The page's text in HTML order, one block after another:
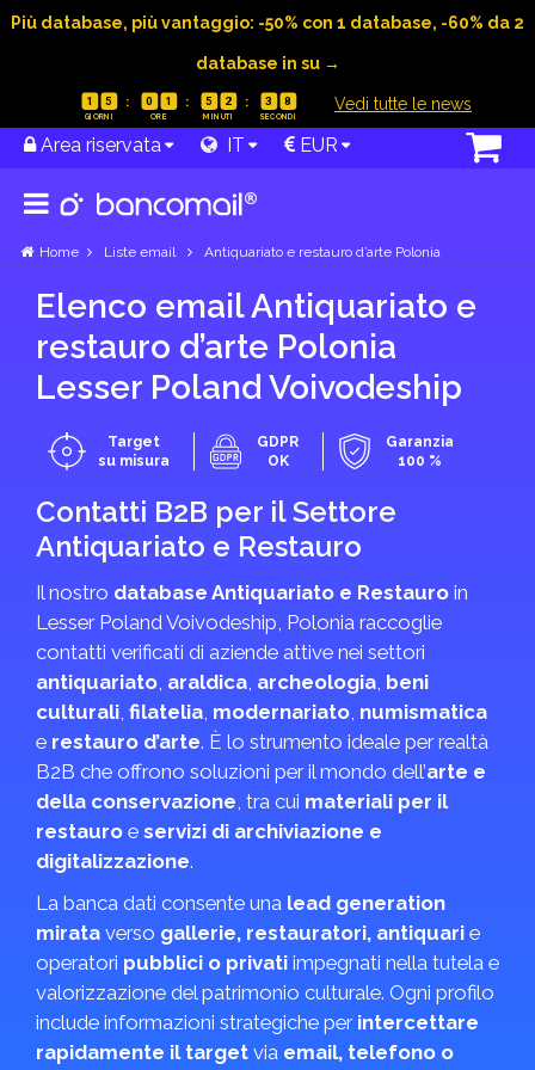
Più database, più vantaggio: -50% con 1 database, -60% da 2
database in su →
1 5 0 1 5 2 3 7 Vedi tutte le news
Area riservata IT EUR
Home Liste email Antiquariato e restauro d’arte Polonia
Elenco email Antiquariato e
restauro d’arte Polonia
Lesser Poland Voivodeship
Target
su misura
GDPR
OK
Garanzia
100 %
Contatti B2B per il Settore
Antiquariato e Restauro
Il nostro database Antiquariato e Restauro in
Lesser Poland Voivodeship, Polonia raccoglie
contatti verificati di aziende attive nei settori
antiquariato, araldica, archeologia, beni
culturali, filatelia, modernariato, numismatica
e restauro d’arte. È lo strumento ideale per realtà
B2B che offrono soluzioni per il mondo dell’arte e
della conservazione, tra cui materiali per il
restauro e servizi di archiviazione e
digitalizzazione.
La banca dati consente una lead generation
mirata verso gallerie, restauratori, antiquari e
operatori pubblici o privati impegnati nella tutela e
valorizzazione del patrimonio culturale. Ogni profilo
include informazioni strategiche per intercettare
rapidamente il target via email, telefono o